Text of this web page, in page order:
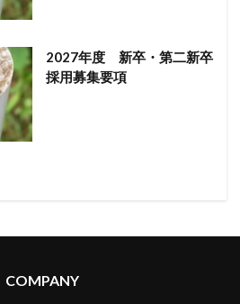
2027年度 新卒・第二新卒
採用募集要項
COMPANY